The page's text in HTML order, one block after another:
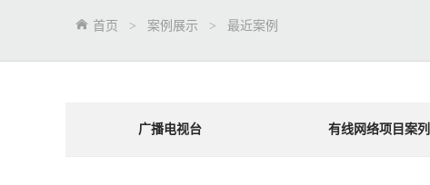
首页 > 案例展示 > 最近案例
广播电视台 有线网络项目案列